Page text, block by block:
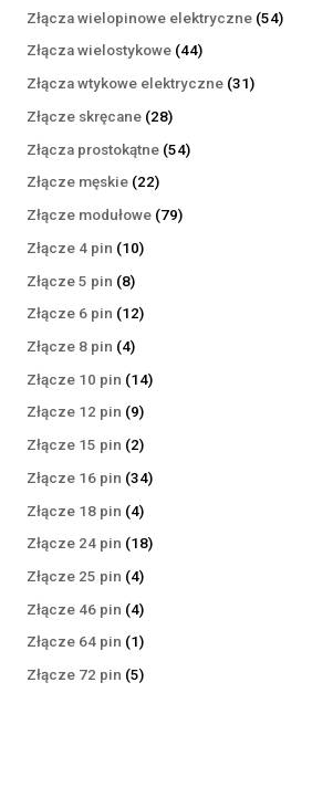
produktów
Złącza wielopinowe elektryczne 5454
Złącza wielostykowe 4444
produkty
Złącza wtykowe elektryczne 3131
Złącze skręcane 2828
produktów
Złącza prostokątne 5454
Złącze męskie 2222
produkty
Złącze modułowe 7979
Złącze 4 pin 1010
Złącze 5 pin 88
produktów
Złącze 6 pin 1212
Złącze 8 pin 44
produkty
Złącze 10 pin 1414
Złącze 12 pin 99
produktów
Złącze 15 pin 22
produkty
Złącze 16 pin 3434
Złącze 18 pin 44
produkty
Złącze 24 pin 1818
Złącze 25 pin 44
produkty
Złącze 46 pin 44
produkty
Złącze 64 pin 11
produkt
Złącze 72 pin 55